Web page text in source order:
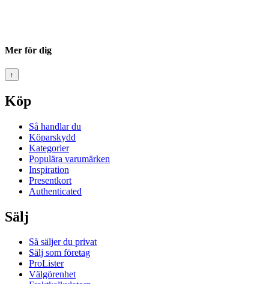
Mer för dig
↑
Köp
Så handlar du
Köparskydd
Kategorier
Populära varumärken
Inspiration
Presentkort
Authenticated
Sälj
Så säljer du privat
Sälj som företag
ProLister
Välgörenhet